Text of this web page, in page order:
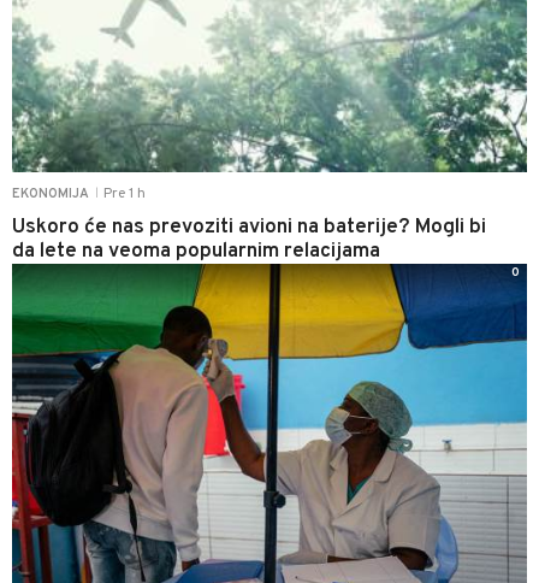
EKONOMIJA Pre 1 h
Uskoro će nas prevoziti avioni na baterije? Mogli bi
da lete na veoma popularnim relacijama
0